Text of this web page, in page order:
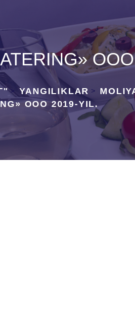
> YANGILIKLAR >
OOO 2019-YIL.